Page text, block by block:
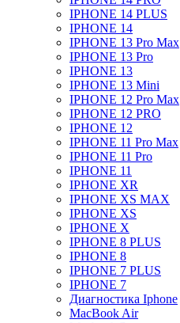
IPHONE 14 PLUS
IPHONE 14
IPHONE 13 Pro Max
IPHONE 13 Pro
IPHONE 13
IPHONE 13 Mini
IPHONE 12 Pro Max
IPHONE 12 PRO
IPHONE 12
IPHONE 11 Pro Max
IPHONE 11 Pro
IPHONE 11
IPHONE XR
IPHONE XS MAX
IPHONE XS
IPHONE X
IPHONE 8 PLUS
IPHONE 8
IPHONE 7 PLUS
IPHONE 7
Диагностика Iphone
MacBook Air